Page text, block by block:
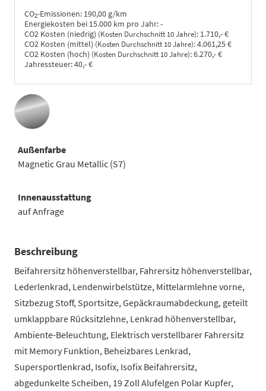
CO2-Emissionen: 190,00 g/km
Energiekosten bei 15.000 km pro Jahr:-
CO2 Kosten (niedrig) (Kosten Durchschnitt 10 Jahre): 1.710,- €
CO2 Kosten (mittel) (Kosten Durchschnitt 10 Jahre):4.061,25 €
CO2 Kosten (hoch) (Kosten Durchschnitt 10 Jahre):6.270,- €
Jahressteuer:40,- €
Außenfarbe
Magnetic Grau Metallic (S7)
Innenausstattung
auf Anfrage
Beschreibung
Beifahrersitz höhenverstellbar, Fahrersitz höhenverstellbar,
Lederlenkrad, Lendenwirbelstütze, Mittelarmlehne vorne,
Sitzbezug Stoff, Sportsitze, Gepäckraumabdeckung, geteilt
umklappbare Rücksitzlehne, Lenkrad höhenverstellbar,
Ambiente-Beleuchtung, Elektrisch verstellbarer Fahrersitz
mit Memory Funktion, Beheizbares Lenkrad,
Supersportlenkrad, Isofix, Isofix Beifahrersitz,
abgedunkelte Scheiben, 19 Zoll Alufelgen Polar Kupfer,